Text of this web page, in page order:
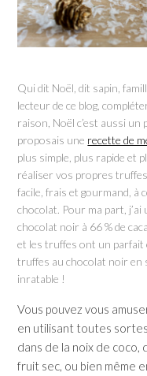
Qui dit Noël, dit sapin,
lecteur de ce blog,
raison, Noël c’est aussi un
proposais une recette de
plus simple, plus rapide et
réaliser vos propres
facile, frais et gourmand, à
chocolat. Pour ma part,
chocolat noir à 66 % de
et les truffes ont un parfait
truffes au chocolat noir en
inratable !
Vous pouvez vous
en utilisant toutes
dans de la noix de
fruit sec, ou bien même